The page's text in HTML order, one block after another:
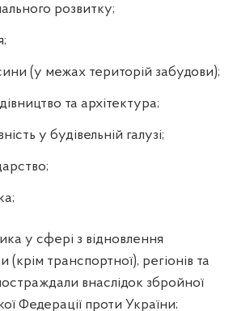
розвитку;
(у межах територій забудови);
та архітектура;
у будівельній галузі;
у сфері з відновлення
(крім транспортної), регіонів та
внаслідок збройної
Федерації проти України;